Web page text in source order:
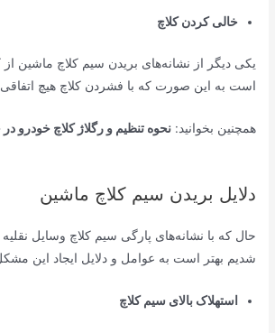
خالی کردن کلاچ
یکی دیگر از نشانه‌های بریدن سیم کلاچ ماشین از
است به این صورت که با فشردن کلاچ هیچ
همچنین بخوانید:نحوه تنظیم و رگلاژ کلاچ خودرو در
دلایل بریدن سیم کلاچ ماشین
حال که با نشانه‌های پارگی سیم کلاچ وسایل
شدیم بهتر است به عوامل و دلایل ایجاد این مشکل
استهلاک بالای سیم کلاچ